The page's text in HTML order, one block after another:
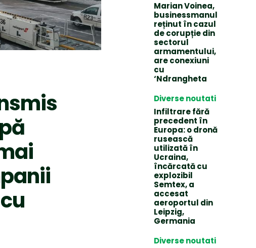
Marian Voinea,
businessmanul
reținut în cazul
de corupție din
sectorul
armamentului,
are conexiuni
cu
‘Ndrangheta
Diverse noutati
Infiltrare fără
precedent în
Europa: o dronă
rusească
utilizată în
Ucraina,
încărcată cu
explozibil
Semtex, a
accesat
aeroportul din
Leipzig,
Germania
Diverse noutati